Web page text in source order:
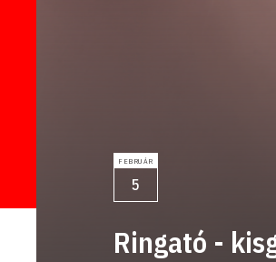
FEBRUÁR
5
Ringató -